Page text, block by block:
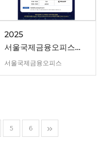
2025
서울국제금융오피스
6월 디지털 금융 세미나
서울국제금융오피스
5 6